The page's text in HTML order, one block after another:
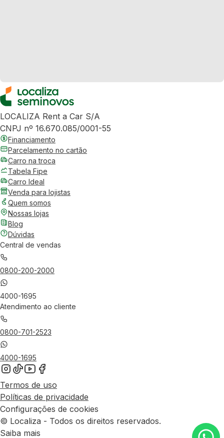
LOCALIZA Rent a Car S/A
CNPJ nº 16.670.085/0001-55
Financiamento
Parcelamento no cartão
Carro na troca
Tabela Fipe
Carro Ideal
Venda para lojistas
Quem somos
Nossas lojas
Blog
Dúvidas
Central de vendas
0800-200-2000
4000-1695
Atendimento ao cliente
0800-701-2523
4000-1695
Termos de uso
Políticas de privacidade
Configurações de cookies
© Localiza - Todos os direitos reservados.
Saiba mais